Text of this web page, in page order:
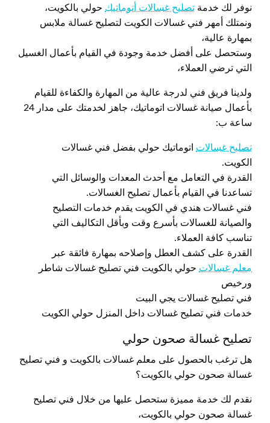
نوفر لك خدمة تصليح غسالات أتوماتيك حولي بالكويت،
ونمتلك أمهر فني غسالات الكويت لتصليح غسالة ملابس
بمهارة عالية،
وستحصل على أفضل خدمة وجودة في القيام بأعمال الغسيل
التي ترضي العملاء،
ولدينا فريق فني لدرجة عالية من المهارة والكفاءة للقيام
بأعمال صيانة غسالات اتوماتيك، جاهز لخدمتك على مدار 24
ساعة ب:
تصليح غسالات اتوماتيك حولي بفضل فني غسالات
الكويت.
القدرة في التعامل مع أحدث المعدات والوسائل التي
تساعدنا في القيام بأعمال تصليح الغسالات.
فني غسالات هندي في الكويت يقدم خدمات التصليح
والصيانة للغسالات بأسرع وقت وبأقل التكاليف التي
تناسب كافة العملاء.
القدرة على كشف العطل وإصلاحه بمهارة فائقة عبر
معلم غسالات حولي بالكويت فني تصليح غسالات شاطر
ورخيص
فني تصليح غسالات يجي البيت
خدمات فني تصليح غسالات داخل المنزل حولي الكويت
تصليح غسالة صحون حولي
هل ترغب بالحصول على معلم غسالات بالكويت و فني تصليح
غسالة صحون حولي بالكويت؟
نقدم لك خدمة مميزة ستحصل عليها من خلال فني تصليح
غسالة صحون حولي بالكويت،